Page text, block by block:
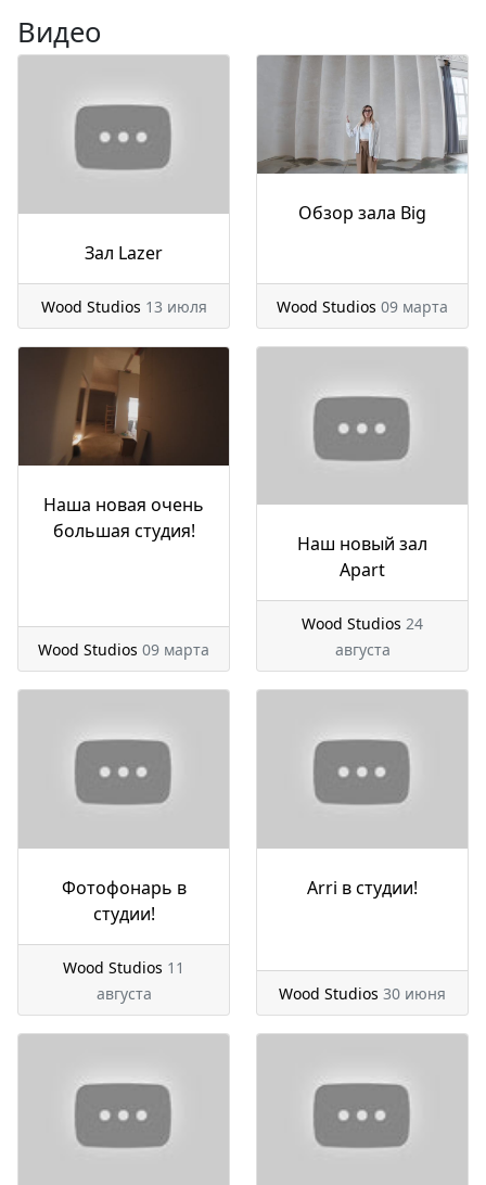
Видео
Зал Lazer
Wood Studios 13 июля
Обзор зала Big
Wood Studios 09 марта
Наша новая очень
большая студия!
Wood Studios 09 марта
Наш новый зал
Apart
Wood Studios 24
августа
Фотофонарь в
студии!
Wood Studios 11
августа
Arri в студии!
Wood Studios 30 июня